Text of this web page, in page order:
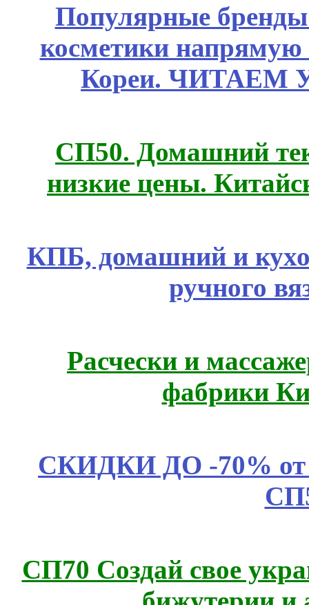
Популярные
косметики
Кореи. ЧИТАЕМ
СП50. Домашний
низкие цены.
КПБ, домашний и
ручного
Расчески и
фабрики
СКИДКИ ДО -70%
СП70 Создай свое